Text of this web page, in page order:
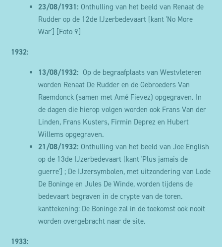
23/08/1931: Onthulling van het beeld van Renaat de
Rudder op de 12de IJzerbedevaart [kant 'No More
War'] [Foto 9]
1932:
13/08/1932:Op de begraafplaats van Westvleteren
worden Renaat De Rudder en de Gebroeders Van
Raemdonck (samen met Amé Fievez) opgegraven. In
de dagen die hierop volgen worden ook Frans Van der
Linden, Frans Kusters, Firmin Deprez en Hubert
Willems opgegraven.
21/08/1932: Onthulling van het beeld van Joe English
op de 13de IJzerbedevaart [kant 'Plus jamais de
guerre'] ; De IJzersymbolen, met uitzondering van Lode
De Boninge en Jules De Winde, worden tijdens de
bedevaart begraven in de crypte van de toren.
kanttekening: De Boninge zal in de toekomst ook nooit
worden overgebracht naar de site.
1933: